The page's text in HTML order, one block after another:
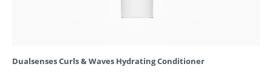
Dualsenses Curls & Waves Hydrating Conditioner